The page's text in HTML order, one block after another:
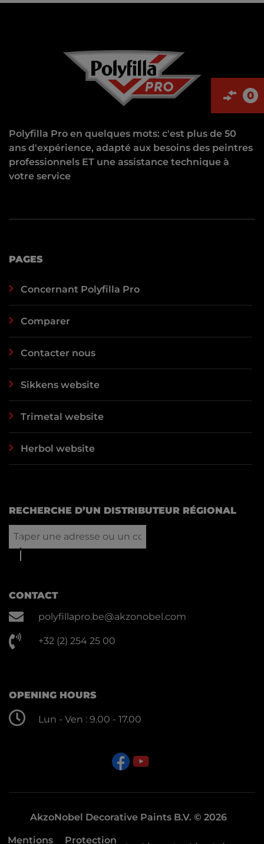
0
Polyfilla Pro en quelques mots: c'est plus de 50
ans d'expérience, adapté aux besoins des peintres
professionnels ET une assistance technique à
votre service
PAGES
Concernant Polyfilla Pro
Comparer
Contacter nous
Sikkens website
Trimetal website
Herbol website
RECHERCHE D’UN DISTRIBUTEUR RÉGIONAL
CONTACT
polyfillapro.be@akzonobel.com
+32 (2) 254 25 00
OPENING HOURS
Lun - Ven : 9.00 - 17.00
AkzoNobel Decorative Paints B.V. © 2026
Mentions Protection